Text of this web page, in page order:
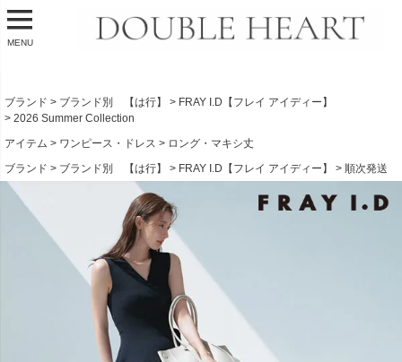
MENU
ブランド ブランド別 【は行】
FRAY I.D【フレイ アイディー】
2026 Summer Collection
アイテム
ワンピース・ドレス
ロング・マキシ丈
ブランド
ブランド別 【は行】 FRAY I.D【フレイ アイディー】 順次発送